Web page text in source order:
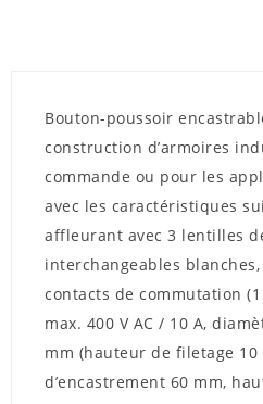
Bouton-poussoir
construction d’armoires
commande ou pour les
avec les caractéristiques
affleurant avec 3 lentilles
interchangeables
contacts de commutation
max. 400 V AC / 10 A,
mm (hauteur de filetage
d’encastrement 60 mm,